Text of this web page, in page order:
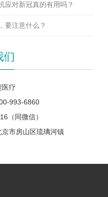
应对新冠真的有用吗？
要注意什么？
们
医疗
993-6860
（同微信）
市房山区琉璃河镇